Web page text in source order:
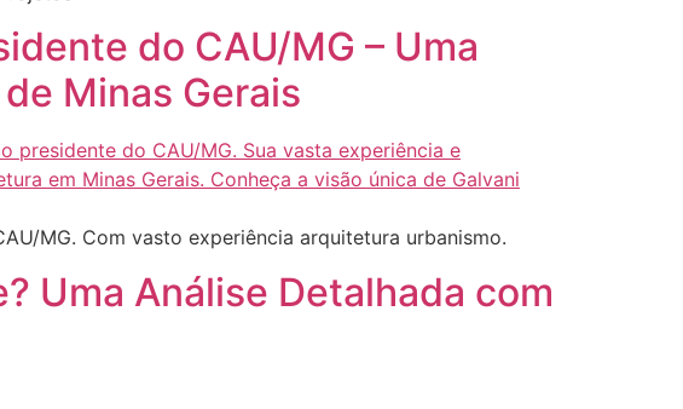
do CAU/MG – Uma
Minas Gerais
MG. Com vasto experiência arquitetura urbanismo.
Uma Análise Detalhada com